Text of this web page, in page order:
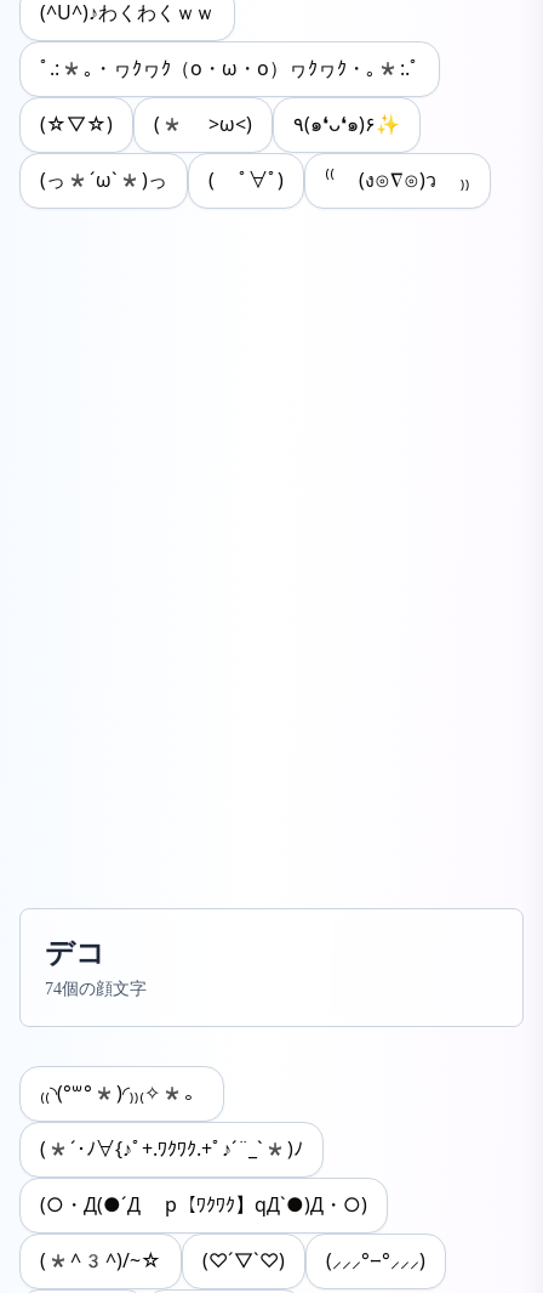
(^U^)♪わくわくｗｗ
ﾟ.:*｡・ヮｸヮｸ（o・ω・o）ヮｸヮｸ・｡*:.ﾟ
(☆▽☆) (* >ω<) ٩(๑❛ᴗ❛๑)۶✨
(っ*´ω`*)っ ( ﾟ∀ﾟ) ⁽⁽ (ง⊙∇⊙)ว ₎₎
デコ
74個の顔文字
₍₍◝(°꒳°*)◜₎₎₍✧*。
(*´･ﾉ∀{♪ﾟ+.ﾜｸﾜｸ.+ﾟ♪´¨_`*)ﾉ
(○・Д(●´Д p【ﾜｸﾜｸ】qД`●)Д・○)
(*^3^)/~☆ (♡´▽`♡) (⸝⸝⸝°⧿°⸝⸝⸝)